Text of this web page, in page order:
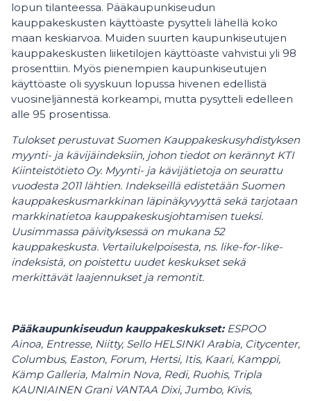
lopun tilanteessa. Pääkaupunkiseudun
kauppakeskusten käyttöaste pysytteli lähellä koko
maan keskiarvoa. Muiden suurten kaupunkiseutujen
kauppakeskusten liiketilojen käyttöaste vahvistui yli 98
prosenttiin. Myös pienempien kaupunkiseutujen
käyttöaste oli syyskuun lopussa hivenen edellistä
vuosineljännestä korkeampi, mutta pysytteli edelleen
alle 95 prosentissa.
Tulokset perustuvat Suomen Kauppakeskusyhdistyksen
myynti- ja kävijäindeksiin, johon tiedot on kerännyt KTI
Kiinteistötieto Oy. Myynti- ja kävijätietoja on seurattu
vuodesta 2011 lähtien. Indekseillä edistetään Suomen
kauppakeskusmarkkinan läpinäkyvyyttä sekä tarjotaan
markkinatietoa kauppakeskusjohtamisen tueksi.
Uusimmassa päivityksessä on mukana 52
kauppakeskusta. Vertailukelpoisesta, ns. like-for-like-
indeksistä, on poistettu uudet keskukset sekä
merkittävät laajennukset ja remontit.
Pääkaupunkiseudun kauppakeskukset: ESPOO
Ainoa, Entresse, Niitty, Sello HELSINKI Arabia, Citycenter,
Columbus, Easton, Forum, Hertsi, Itis, Kaari, Kamppi,
Kämp Galleria, Malmin Nova, Redi, Ruohis, Tripla
KAUNIAINEN Grani VANTAA Dixi, Jumbo, Kivis,